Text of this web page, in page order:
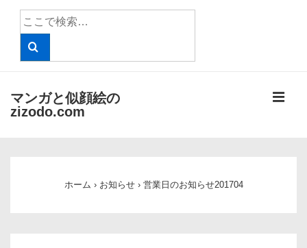
検
索
象:
マンガと似顔絵の
zizodo.com
メ
ホーム › お知らせ › 営業日のお知らせ201704